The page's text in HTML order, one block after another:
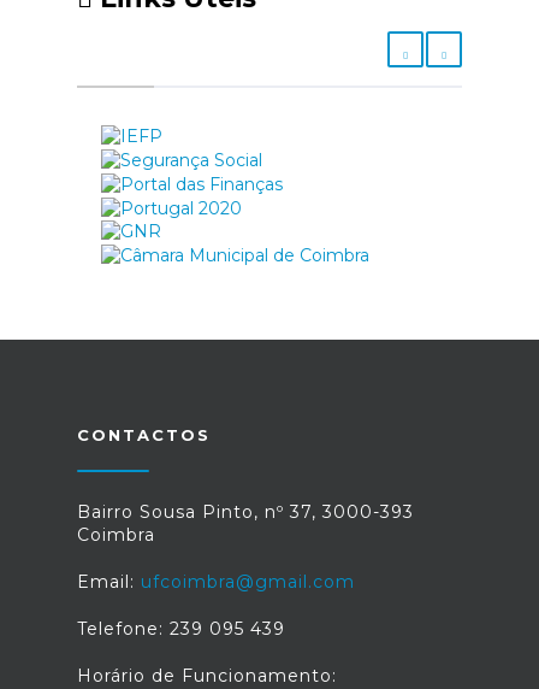
CONTACTOS
Bairro Sousa Pinto, nº 37, 3000-393
Coimbra
Email: ufcoimbra@gmail.com
Telefone: 239 095 439
Horário de Funcionamento: